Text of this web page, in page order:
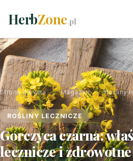
HerbZone.pl
Strona główna › Magazyn › Rośliny
ROŚLINY LECZNICZE
Gorczyca czarna:
lecznicze i zdrowotne